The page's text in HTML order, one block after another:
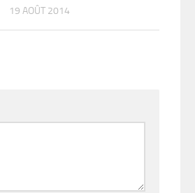
19 AOÛT 2014